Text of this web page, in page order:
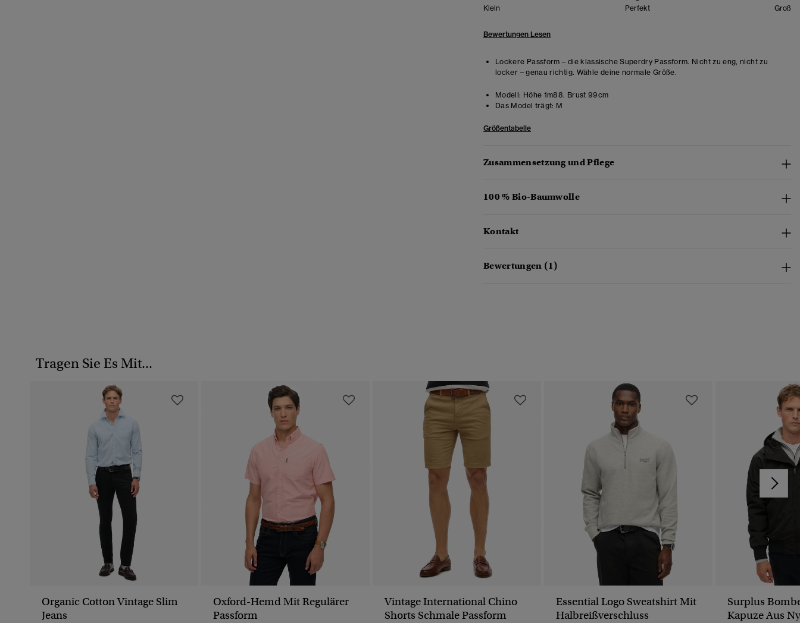
Klein Perfekt Groß
Bewertungen Lesen
Lockere Passform – die klassische Superdry Passform. Nicht zu eng, nicht zu
locker – genau richtig. Wähle deine normale Größe.
Modell: Höhe 1m88. Brust 99cm
Das Model trägt: M
Größentabelle
Zusammensetzung und Pflege
100 % Bio-Baumwolle
Kontakt
Bewertungen (1)
Tragen Sie Es Mit...
Organic Cotton Vintage Slim
Jeans
Oxford-Hemd Mit Regulärer
Passform
Vintage International Chino
Shorts Schmale Passform
Essential Logo Sweatshirt Mit
Halbreißverschluss
Surplus
Kapuze Aus